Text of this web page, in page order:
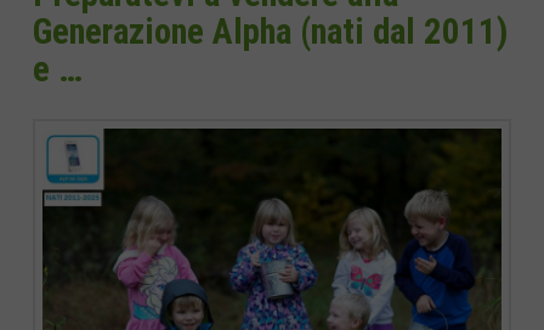
Generazione Alpha (nati dal 2011)
e …